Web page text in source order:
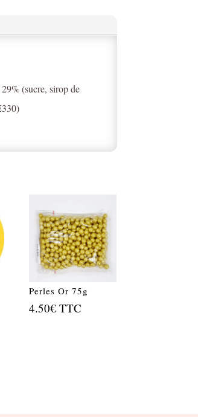
(sucre, sirop de
Perles Or 75g
4.50€ TTC